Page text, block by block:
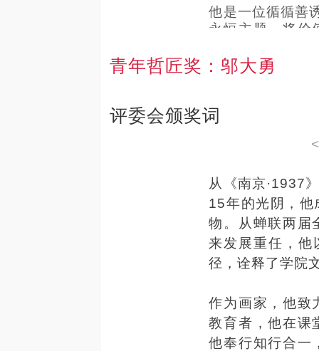
他是一位循循善
永恒主题，将价
沟通公众与未来
青年哲匠奖 ： 邬大勇
评委会颁奖词
从《南京·1937
15年的光阴，他
物。从蝉联两届
来发展重任，他
径，诠释了学院
作为画家，他致
教育者，他在课
他奉行知行合一